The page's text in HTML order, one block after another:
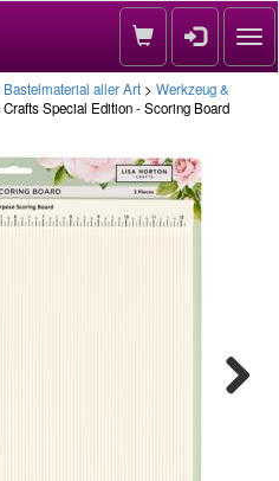
Bastelmaterial aller Art > Werkzeug &
Special Edition - Scoring Board